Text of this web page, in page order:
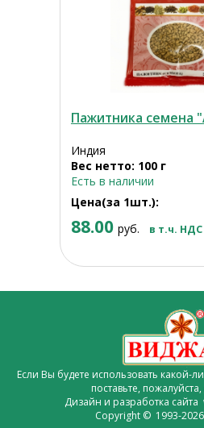
Пажитника семена
Индия
Вес нетто: 100 г
Есть в наличии
Цена(за 1шт.):
88.00 руб. в т.ч. НДС
Если Вы будете использовать какой-
поставьте, пожалуйста,
Дизайн и разработка сайта
Copyright © 1993-